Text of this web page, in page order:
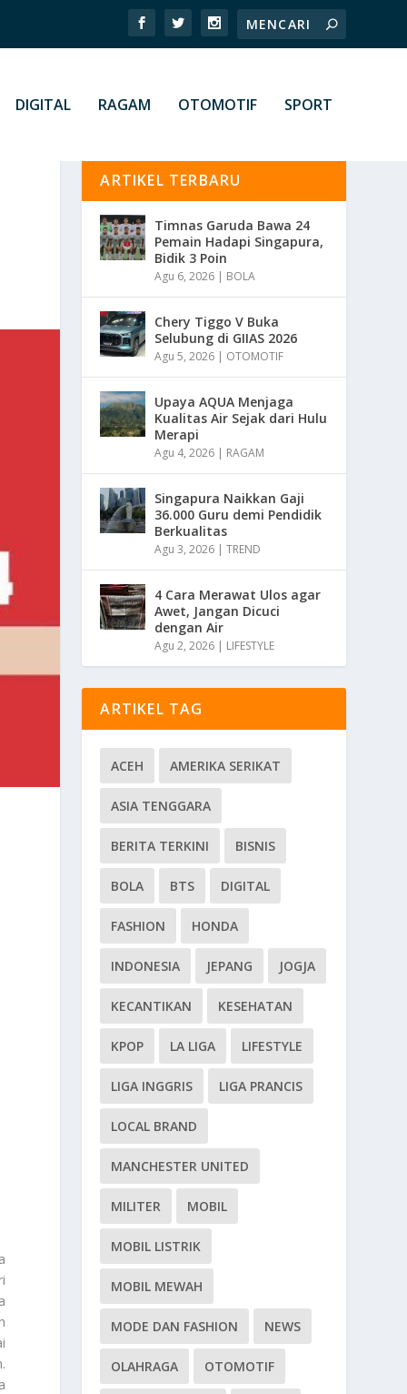
DIGITAL RAGAM OTOMOTIF SPORT
ARTIKEL TERBARU
Timnas Garuda Bawa 24
Pemain Hadapi Singapura,
Bidik 3 Poin
Agu 6, 2026 | BOLA
Chery Tiggo V Buka
Selubung di GIIAS 2026
Agu 5, 2026 | OTOMOTIF
Upaya AQUA Menjaga
Kualitas Air Sejak dari Hulu
Merapi
Agu 4, 2026 | RAGAM
Singapura Naikkan Gaji
36.000 Guru demi Pendidik
Berkualitas
Agu 3, 2026 |TREND
4 Cara Merawat Ulos agar
Awet, Jangan Dicuci
dengan Air
Agu 2, 2026 | LIFESTYLE
ARTIKEL TAG
ACEH AMERIKA SERIKAT
ASIA TENGGARA
BERITA TERKINI BISNIS
BOLA BTS DIGITAL
FASHION HONDA
INDONESIA JEPANG JOGJA
KECANTIKAN KESEHATAN
KPOP LA LIGA LIFESTYLE
LIGA INGGRIS LIGA PRANCIS
LOCAL BRAND
MANCHESTER UNITED
MILITER MOBIL
MOBIL LISTRIK
MOBIL MEWAH
MODE DAN FASHION NEWS
OLAHRAGA OTOMOTIF